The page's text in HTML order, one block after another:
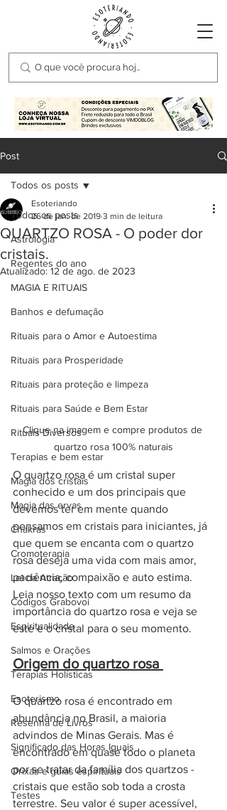
Post
Todos os posts
Astrologia
Regentes do ano
MAGIA E RITUAIS
Banhos e defumação
Rituais para o Amor e Autoestima
Rituais para Prosperidade
Rituais para proteção e limpeza
Rituais para Saúde e Bem Estar
Rituais Diversos
Terapias e bem estar
Magia dos cristais
Magia das ervas
Chakras
Cromoterapia
Lei da Atração
Códigos Grabovoi
Espiritualidade
Salmos e Orações
Terapias Holísticas
Esoterismo
Resenha de Livros
Significado das Horas Iguais
Orixás e guias espirituais
Testes
Todos os posts
QUARTZO ROSA - O poder dor
cristais.
Esoteriando
26 de jan. de 2019 3 min de leitura
Atualizado: 12 de ago. de 2023
Clique na imagem e compre produtos de
quartzo rosa 100% naturais
O quartzo rosa é um cristal super
conhecido e um dos principais que
devemos ter em mente quando
pensamos em cristais para iniciantes, já
que quem se encanta com o quartzo
rosa deseja uma vida com mais amor,
paciência, compaixão e auto estima.
Leia nosso texto com um resumo da
importância do quartzo rosa e veja se
este é o cristal para o seu momento.
Origem do quartzo rosa
O quartzo rosa é encontrado em
abundância no Brasil, a maioria
advindos de Minas Gerais. Mas é
encontrado em quase todo o planeta
por se tratar da família dos quartzos -
cristais que estão sob toda a crosta
terrestre. Seu valor é super acessível,